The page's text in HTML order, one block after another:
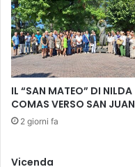
i
p
r
e
p
a
r
a
a
s
e
p
i
G
n
a
IL “SAN MATEO” DI NILDA
COMAS VERSO SAN JUAN
2 giorni fa
Vicenda